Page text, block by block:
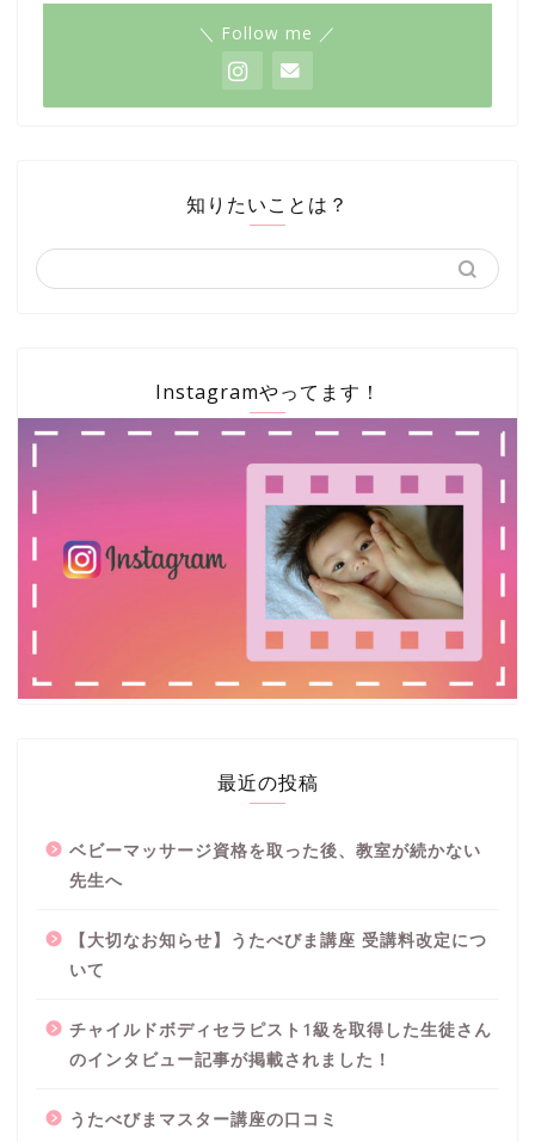
＼ Follow me ／
知りたいことは？
Instagramやってます！
最近の投稿
ベビーマッサージ資格を取った後、教室が続かない
先生へ
【大切なお知らせ】うたべびま講座 受講料改定につ
いて
チャイルドボディセラピスト1級を取得した生徒さん
のインタビュー記事が掲載されました！
うたべびまマスター講座の口コミ